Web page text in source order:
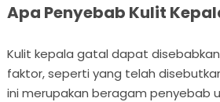
Apa Penyebab Kulit
Kulit kepala gatal dapat
faktor, seperti yang telah
ini merupakan beragam penyebab